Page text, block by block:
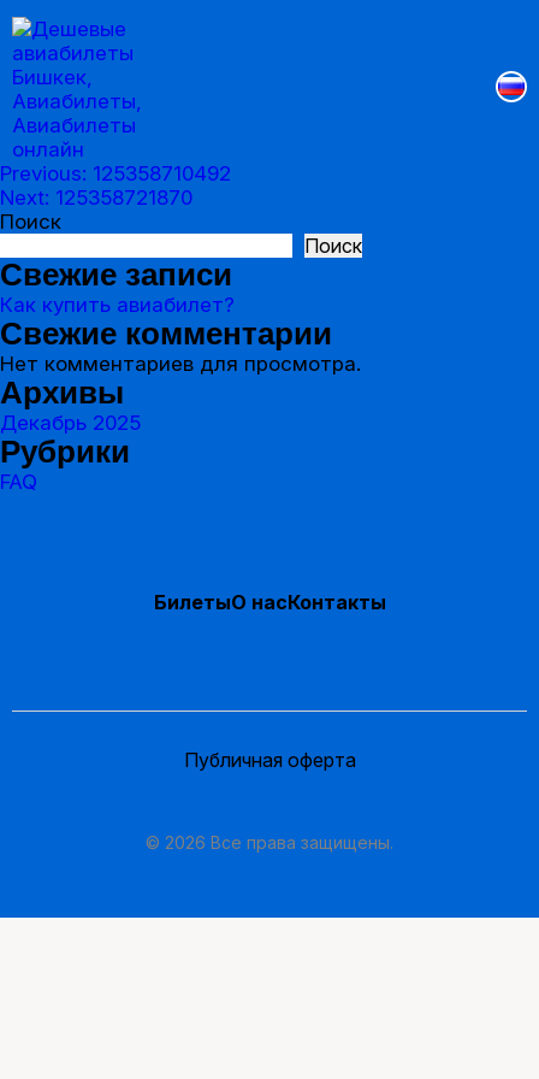
Навигация
по
записям
Previous: 125358710492
Next: 125358721870
Поиск
Поиск
Свежие записи
Как купить авиабилет?
Свежие комментарии
Нет комментариев для просмотра.
Архивы
Декабрь 2025
Рубрики
FAQ
БилетыО насКонтакты
Публичная оферта
© 2026 Все права защищены.